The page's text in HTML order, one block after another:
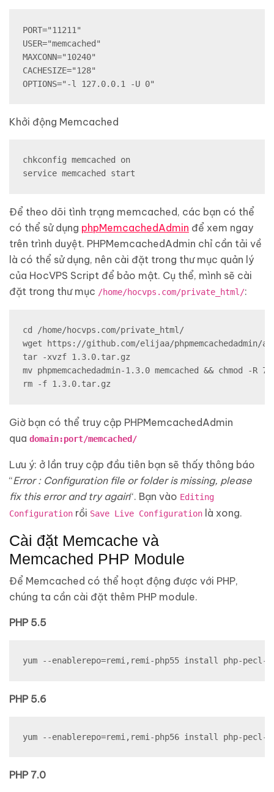
PORT="11211"
USER="memcached"
MAXCONN="10240"
CACHESIZE="128"
OPTIONS="-l 127.0.0.1 -U 0"
Khởi động Memcached
chkconfig memcached on
service memcached start
Để theo dõi tình trạng memcached, các bạn có thể
có thể sử dụng phpMemcachedAdmin để xem ngay
trên trình duyệt. PHPMemcachedAdmin chỉ cần tải về
là có thể sử dụng, nên cài đặt trong thư mục quản lý
của HocVPS Script để bảo mật. Cụ thể, mình sẽ cài
đặt trong thư mục /home/hocvps.com/private_html/:
cd /home/hocvps.com/private_html/
wget https://github.com/elijaa/phpmemcachedadmin/
tar -xvzf 1.3.0.tar.gz
mv phpmemcachedadmin-1.3.0 memcached && chmod -R
rm -f 1.3.0.tar.gz
Giờ bạn có thể truy cập PHPMemcachedAdmin
qua domain:port/memcached/
Lưu ý: ở lần truy cập đầu tiên bạn sẽ thấy thông báo
“Error : Configuration file or folder is missing, please
fix this error and try again“. Bạn vào Editing
Configuration rồi Save Live Configuration là xong.
Cài đặt Memcache và
Memcached PHP Module
Để Memcached có thể hoạt động được với PHP,
chúng ta cần cài đặt thêm PHP module.
PHP 5.5
yum --enablerepo=remi,remi-php55 install php-pecl-
PHP 5.6
yum --enablerepo=remi,remi-php56 install php-pecl-
PHP 7.0